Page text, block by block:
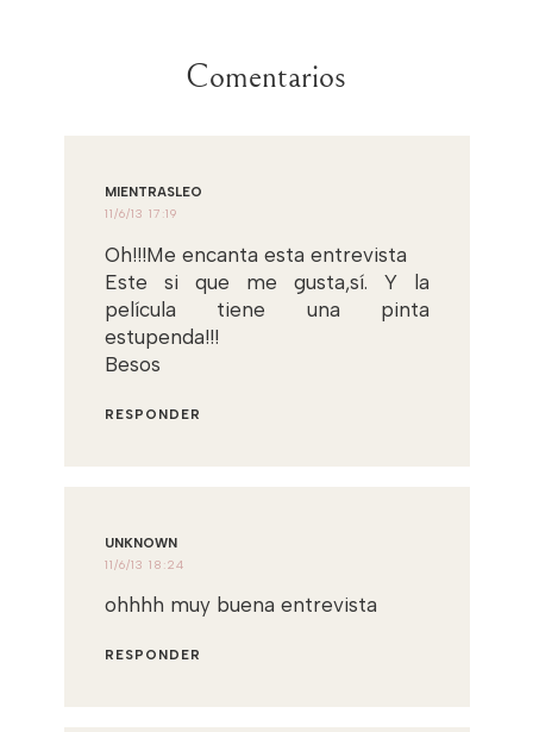
Comentarios
MIENTRASLEO
11/6/13 17:19
Oh!!!Me encanta esta entrevista
Este si que me gusta,sí. Y la
película tiene una pinta
estupenda!!!
Besos
RESPONDER
UNKNOWN
11/6/13 18:24
ohhhh muy buena entrevista
RESPONDER